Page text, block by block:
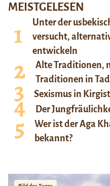
MEISTGELESEN
Unter der
versucht,
entwickeln
Alte Traditionen,
Traditionen in
Sexismus in
Der
Wer ist der Aga
bekannt?